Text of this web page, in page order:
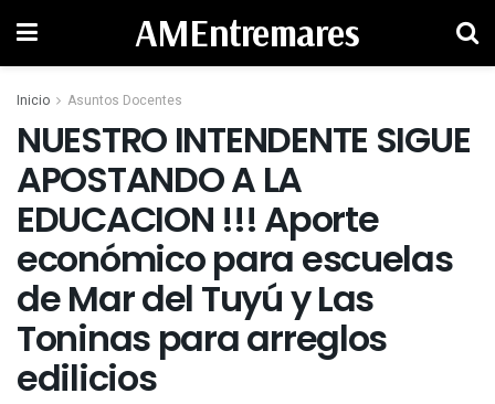
AMEntremares
Inicio Asuntos Docentes
NUESTRO INTENDENTE SIGUE
APOSTANDO A LA
EDUCACION !!! Aporte
económico para escuelas
de Mar del Tuyú y Las
Toninas para arreglos
edilicios‏